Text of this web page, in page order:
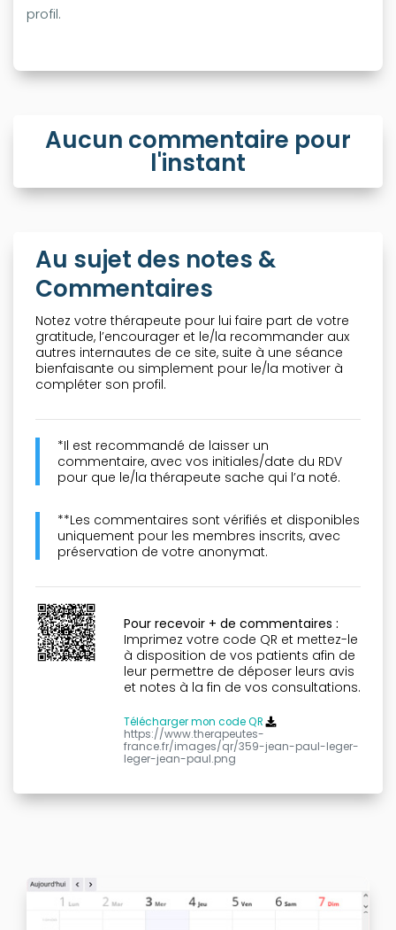
profil.
Aucun commentaire pour
l'instant
Au sujet des notes &
Commentaires
Notez votre thérapeute pour lui faire part de votre
gratitude, l’encourager et le/la recommander aux
autres internautes de ce site, suite à une séance
bienfaisante ou simplement pour le/la motiver à
compléter son profil.
*Il est recommandé de laisser un
commentaire, avec vos initiales/date du RDV
pour que le/la thérapeute sache qui l’a noté.
**Les commentaires sont vérifiés et disponibles
uniquement pour les membres inscrits, avec
préservation de votre anonymat.
Pour recevoir + de commentaires :
Imprimez votre code QR et mettez-le
à disposition de vos patients afin de
leur permettre de déposer leurs avis
et notes à la fin de vos consultations.
Télécharger mon code QR
https://www.therapeutes-
france.fr/images/qr/359-jean-paul-leger-
leger-jean-paul.png